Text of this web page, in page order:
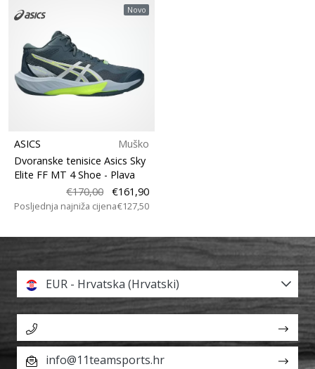
Novo
ASICS
Muško
Dvoranske tenisice Asics Sky
Elite FF MT 4 Shoe - Plava
€170,00
€161,90
Posljednja najniža cijena€127,50
EUR - Hrvatska (Hrvatski)
info@11teamsports.hr